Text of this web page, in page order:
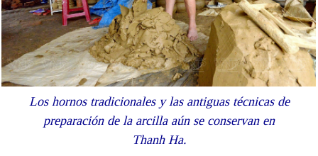
Los hornos tradicionales y las antiguas técnicas de
preparación de la arcilla aún se conservan en
Thanh Ha.